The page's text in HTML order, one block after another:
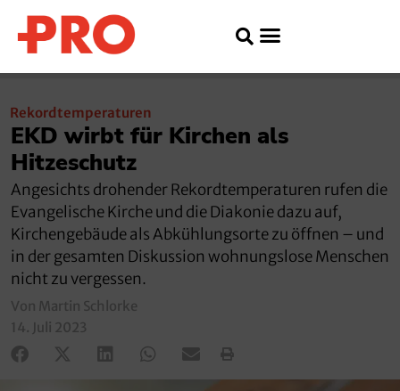
Rekordtemperaturen
EKD wirbt für Kirchen als
Hitzeschutz
Angesichts drohender Rekordtemperaturen rufen die
Evangelische Kirche und die Diakonie dazu auf,
Kirchengebäude als Abkühlungsorte zu öffnen – und
in der gesamten Diskussion wohnungslose Menschen
nicht zu vergessen.
Von Martin Schlorke
14. Juli 2023